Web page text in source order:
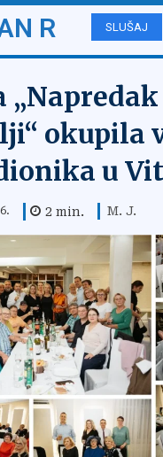
R SLUŠAJ
okupila
u
2 min. M. J.